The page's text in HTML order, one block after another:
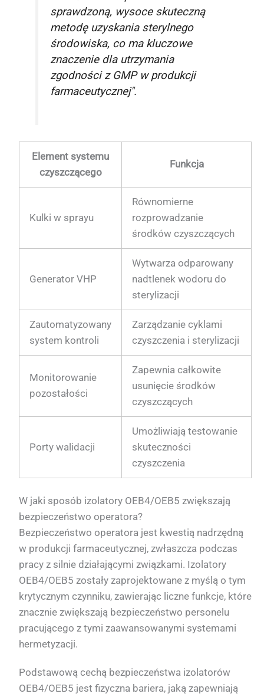
sprawdzoną, wysoce skuteczną
metodę uzyskania sterylnego
środowiska, co ma kluczowe
znaczenie dla utrzymania
zgodności z GMP w produkcji
farmaceutycznej".
Element systemu
czyszczącego
Funkcja
Kulki w sprayu
Równomierne
rozprowadzanie
środków czyszczących
Generator VHP
Wytwarza odparowany
nadtlenek wodoru do
sterylizacji
Zautomatyzowany
system kontroli
Zarządzanie cyklami
czyszczenia i sterylizacji
Monitorowanie
pozostałości
Zapewnia całkowite
usunięcie środków
czyszczących
Porty walidacji
Umożliwiają testowanie
skuteczności
czyszczenia
W jaki sposób izolatory OEB4/OEB5 zwiększają
bezpieczeństwo operatora?
Bezpieczeństwo operatora jest kwestią nadrzędną
w produkcji farmaceutycznej, zwłaszcza podczas
pracy z silnie działającymi związkami. Izolatory
OEB4/OEB5 zostały zaprojektowane z myślą o tym
krytycznym czynniku, zawierając liczne funkcje, które
znacznie zwiększają bezpieczeństwo personelu
pracującego z tymi zaawansowanymi systemami
hermetyzacji.
Podstawową cechą bezpieczeństwa izolatorów
OEB4/OEB5 jest fizyczna bariera, jaką zapewniają